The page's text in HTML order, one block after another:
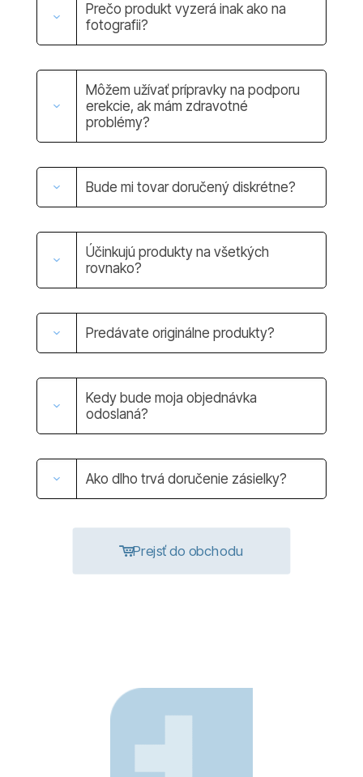
Prečo produkt vyzerá inak ako na
fotografii?
Môžem užívať prípravky na podporu
erekcie, ak mám zdravotné
problémy?
Bude mi tovar doručený diskrétne?
Účinkujú produkty na všetkých
rovnako?
Predávate originálne produkty?
Kedy bude moja objednávka
odoslaná?
Ako dlho trvá doručenie zásielky?
Prejsť do obchodu